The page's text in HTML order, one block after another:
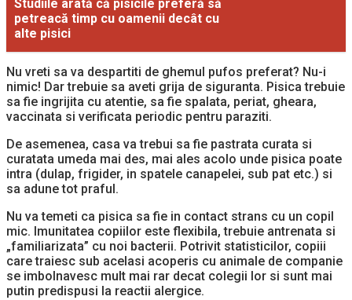
Studiile arată că pisicile preferă să
petreacă timp cu oamenii decât cu
alte pisici
Nu vreti sa va despartiti de ghemul pufos preferat? Nu-i
nimic! Dar trebuie sa aveti grija de siguranta. Pisica trebuie
sa fie ingrijita cu atentie, sa fie spalata, periat, gheara,
vaccinata si verificata periodic pentru paraziti.
De asemenea, casa va trebui sa fie pastrata curata si
curatata umeda mai des, mai ales acolo unde pisica poate
intra (dulap, frigider, in spatele canapelei, sub pat etc.) si
sa adune tot praful.
Nu va temeti ca pisica sa fie in contact strans cu un copil
mic. Imunitatea copiilor este flexibila, trebuie antrenata si
„familiarizata” cu noi bacterii. Potrivit statisticilor, copiii
care traiesc sub acelasi acoperis cu animale de companie
se imbolnavesc mult mai rar decat colegii lor si sunt mai
putin predispusi la reactii alergice.